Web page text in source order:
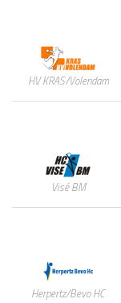
HV KRAS/Volendam
Visé BM
Herpertz/Bevo HC